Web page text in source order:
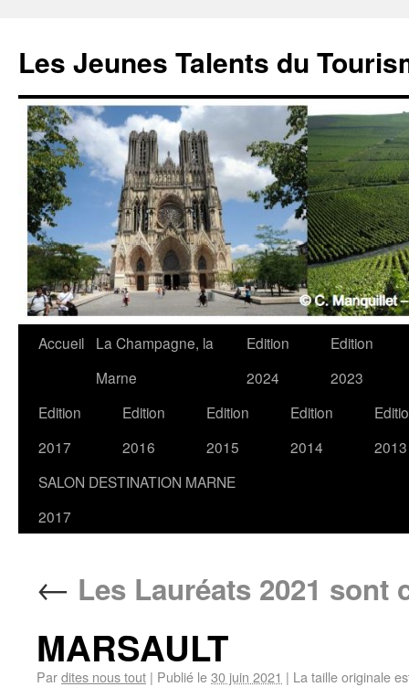
Les Jeunes Talents du
Accueil
La Champagne, la
Marne
Edition
2024
Edition
2023
Edition
2017
Edition
2016
Edition
2015
Edition
2014
2013
SALON DESTINATION MARNE
2017
← Les Lauréats 2021
MARSAULT
Pardites nous tout | Publié le30 juin 2021 | La taille originale